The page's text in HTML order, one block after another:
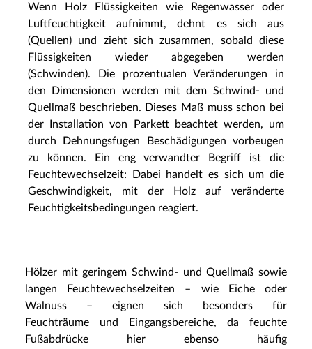
Wenn Holz Flüssigkeiten wie Regenwasser oder
Luftfeuchtigkeit aufnimmt, dehnt es sich aus
(Quellen) und zieht sich zusammen, sobald diese
Flüssigkeiten wieder abgegeben werden
(Schwinden). Die prozentualen Veränderungen in
den Dimensionen werden mit dem Schwind- und
Quellmaß beschrieben. Dieses Maß muss schon bei
der Installation von Parkett beachtet werden, um
durch Dehnungsfugen Beschädigungen vorbeugen
zu können. Ein eng verwandter Begriff ist die
Feuchtewechselzeit: Dabei handelt es sich um die
Geschwindigkeit, mit der Holz auf veränderte
Feuchtigkeitsbedingungen reagiert.
Hölzer mit geringem Schwind- und Quellmaß sowie
langen Feuchtewechselzeiten – wie Eiche oder
Walnuss – eignen sich besonders für
Feuchträume und Eingangsbereiche, da feuchte
Fußabdrücke hier ebenso häufig